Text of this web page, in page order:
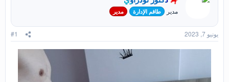
و
ع
ب
د
ء
مدير طاقم الإدارة مدير
يونيو 7, 2023 #1